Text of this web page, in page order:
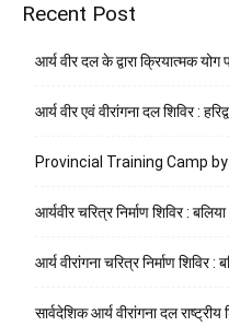
Recent Post
आर्य वीर दल के द्वारा क्रियात्मक
आर्य वीर एवं वीरांगना दल शिविर :
Provincial Training Camp
आर्यवीर चरित्र निर्माण शिविर : बलिया
आर्य वीरांगना चरित्र निर्माण शिविर :
सार्वदेशिक आर्य वीरांगना दल